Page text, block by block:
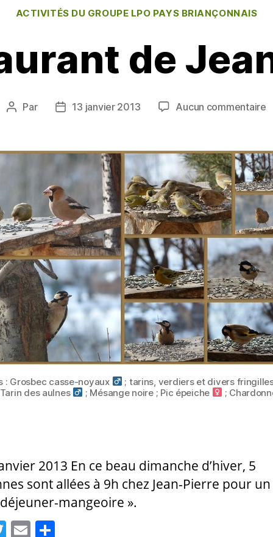
Catégories
ACTIVITÉS DU GROUPE LPO PAYS BRIANÇONNAIS
de
Auteur
Par
Date13 janvier 2013 Aucun commentairesur
: Grosbec casse-noyaux ; tarins, verdiers et divers
des aulnes ; Mésange noire ; Pic épeiche ;
2013 En ce beau dimanche d’hiver, 5
sont allées à 9h chez Jean-Pierre pour un
mangeoire ».
T E